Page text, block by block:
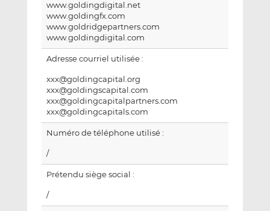
www.goldingdigital.net
www.goldingfx.com
www.goldridgepartners.com
www.goldingdigital.com
Adresse courriel utilisée :
xxx@goldingcapital.org
xxx@goldingscapital.com
xxx@goldingcapitalpartners.com
xxx@goldingcapitals.com
Numéro de téléphone utilisé :
/
Prétendu siège social :
/